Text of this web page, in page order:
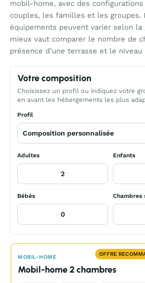
mobil-home, avec des
couples, les familles et les groupes.
équipements peuvent varier selon la
mieux vaut comparer le nombre de
présence d’une terrasse et le
Votre composition
Choisissez un profil ou indiquez votre
en avant les hébergements les plus
Profil
Adultes Enfants
Bébés Chambres
OFFRE
MOBIL-HOME
Mobil-home 2 chambres